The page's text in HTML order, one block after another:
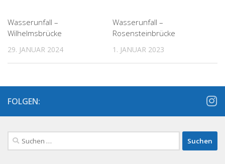
Wasserunfall –
Wilhelmsbrücke
29. JANUAR 2024
Wasserunfall –
Rosensteinbrücke
1. JANUAR 2023
FOLGEN:
Suchen
nach: